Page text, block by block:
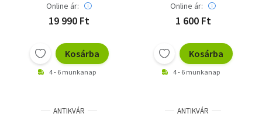
Online ár:
19 990 Ft
Kosárba
4 - 6 munkanap
Online ár:
1 600 Ft
Kosárba
4 - 6 munkanap
ANTIKVÁR ANTIKVÁR